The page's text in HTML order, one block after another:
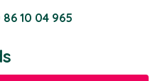
86 10 04 965